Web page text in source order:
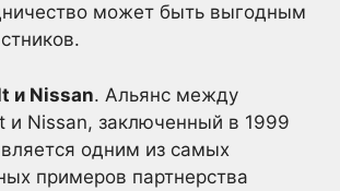
может быть выгодным
и Nissan. Альянс между
и Nissan, заключенный в 1999
одним из самых
примеров партнерства